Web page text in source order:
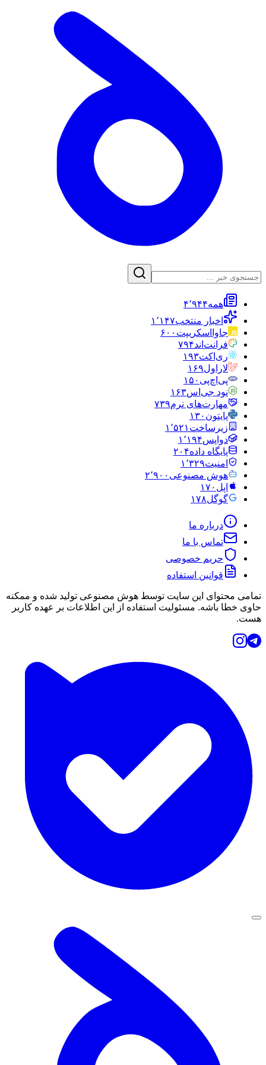
همه۴٬۹۴۴
اخبار منتخب۱٬۱۴۷
جاوااسکریپت ۶۰۰
فرانت‌اند۷۹۴
ری‌اکت۱۹۳
لاراول۱۶۹
پی‌اچ‌پی ۱۵۰
نود جی‌اس۱۶۳
مهارت‌های نرم۷۳۹
پایتون ۱۳۰
زیرساخت ۱٬۵۲۱
دواپس۱٬۱۹۴
پایگاه داده۲۰۴
امنیت۱٬۳۲۹
هوش مصنوعی ۲٬۹۰۰
اپل ۱۷۰
گوگل۱۷۸
درباره ما
تماس با ما
حریم خصوصی
قوانین استفاده
تمامی محتوای این سایت توسط هوش مصنوعی تولید شده و ممکنه
حاوی خطا باشه. مسئولیت استفاده از این اطلاعات بر عهده کاربر
هست.